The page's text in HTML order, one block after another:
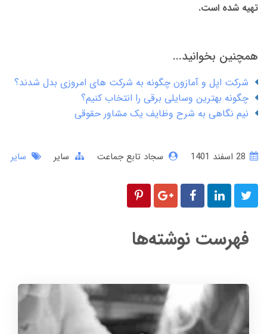
تهیه شده است.
همچنین بخوانید...
شرکت اپل و آمازون چگونه به شرکت های امروزی بدل شدند؟
چگونه بهترین وسایلی برقی را انتخاب کنیم؟
نیم نگاهی به شرح وظایف یک مشاور حقوقی
سجاد تابع جماعت سایر سایر
فهرست نوشته‌ها